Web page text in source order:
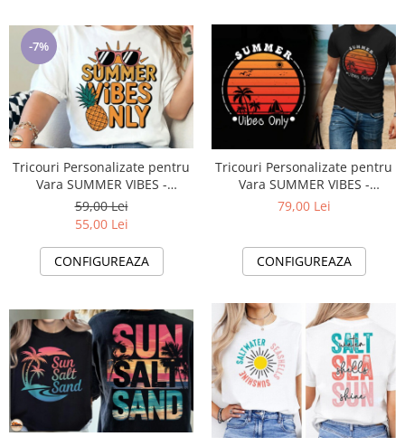
-7%
Tricouri Personalizate pentru
Vara SUMMER VIBES -
Esentiale in Bagajul Tau de
Vacanta ❤️ E-Cadou.com
59,00 Lei
55,00 Lei
CONFIGUREAZA
Tricouri Personalizate pentru
Vara SUMMER VIBES -
Esentiale in Bagajul Tau de
79,00 Lei
CONFIGUREAZA